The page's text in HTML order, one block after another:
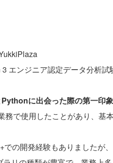
エンジニア認定データ分析試
に出会った際の第一印象
務で使用したことがあり、
での開発経験もありましたが